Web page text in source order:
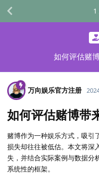
如何评估赌
1
万向娱乐官方注册
如何评估赌博带
赌博作为一种娱乐方式，吸引
损失却往往被低估。本文将深
失，并结合实际案例与数据分
系统性的框架。